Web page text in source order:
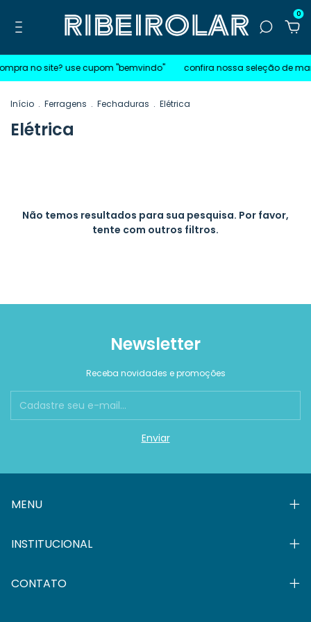
0
no site? use cupom "bemvindo" confira nossa seleção de
Início . Ferragens . Fechaduras . Elétrica
Elétrica
Não temos resultados para sua pesquisa. Por favor,
tente com outros filtros.
Newsletter
Receba novidades e promoções
MENU
INSTITUCIONAL
CONTATO